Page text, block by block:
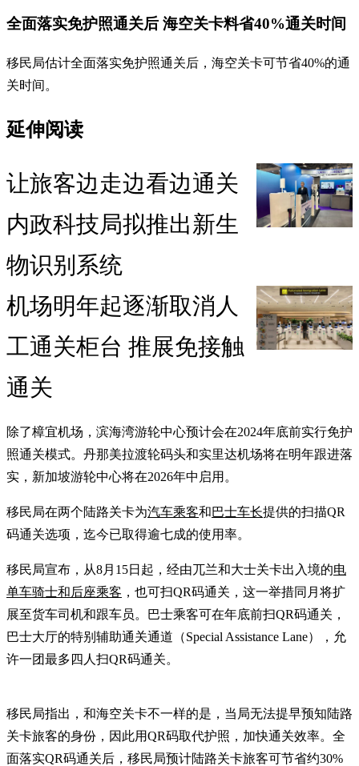
全面落实免护照通关后 海空关卡料省40%通关时间
移民局估计全面落实免护照通关后，海空关卡可节省40%的通
关时间。
延伸阅读
让旅客边走边看边通关
内政科技局拟推出新生
物识别系统
机场明年起逐渐取消人
工通关柜台 推展免接触
通关
除了樟宜机场，滨海湾游轮中心预计会在2024年底前实行免护
照通关模式。丹那美拉渡轮码头和实里达机场将在明年跟进落
实，新加坡游轮中心将在2026年中启用。
移民局在两个陆路关卡为汽车乘客和巴士车长提供的扫描QR
码通关选项，迄今已取得逾七成的使用率。
移民局宣布，从8月15日起，经由兀兰和大士关卡出入境的电
单车骑士和后座乘客 ，也可扫QR码通关，这一举措同月将扩
展至货车司机和跟车员。巴士乘客可在年底前扫QR码通关，
巴士大厅的特别辅助通关通道（Special Assistance Lane），允
许一团最多四人扫QR码通关。
移民局指出，和海空关卡不一样的是，当局无法提早预知陆路
关卡旅客的身份，因此用QR码取代护照，加快通关效率。全
面落实QR码通关后，移民局预计陆路关卡旅客可节省约30%